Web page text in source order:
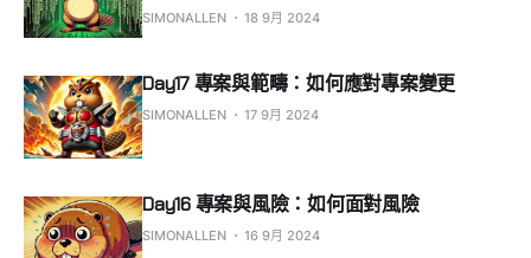
SIMONALLEN 18 9月 2024
Day17 專案與範疇：如何應對專案變更
SIMONALLEN 17 9月 2024
Day16 專案與風險：如何面對風險
SIMONALLEN 16 9月 2024